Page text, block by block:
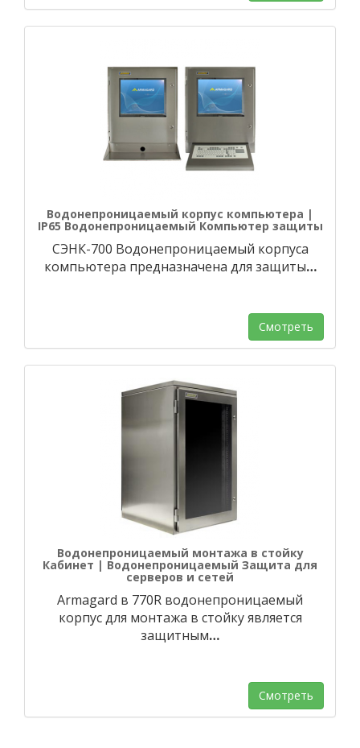
Водонепроницаемый корпус компьютера |
IP65 Водонепроницаемый Компьютер защиты
СЭНК-700 Водонепроницаемый корпуса
компьютера предназначена для защиты…
Смотреть
Водонепроницаемый монтажа в стойку
Кабинет | Водонепроницаемый Защита для
серверов и сетей
Armagard в 770R водонепроницаемый
корпус для монтажа в стойку является
защитным…
Смотреть